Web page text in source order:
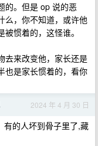
的。但是 op 说的恶
么，你不知道，或许他
惯着的，这怪谁。
去来改变他，家长还是
也是家长惯着的，看你
2024 年 4 月 30 日
的人坏到骨子里了,藏